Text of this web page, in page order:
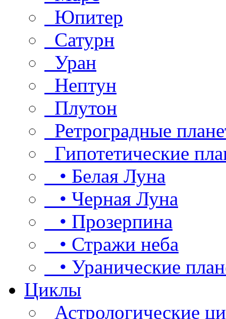
Юпитер
Сатурн
Уран
Нептун
Плутон
Ретроградные
Гипотетические
• Белая Луна
• Черная Луна
• Прозерпина
• Стражи неба
• Уранические
Циклы
Астрологические